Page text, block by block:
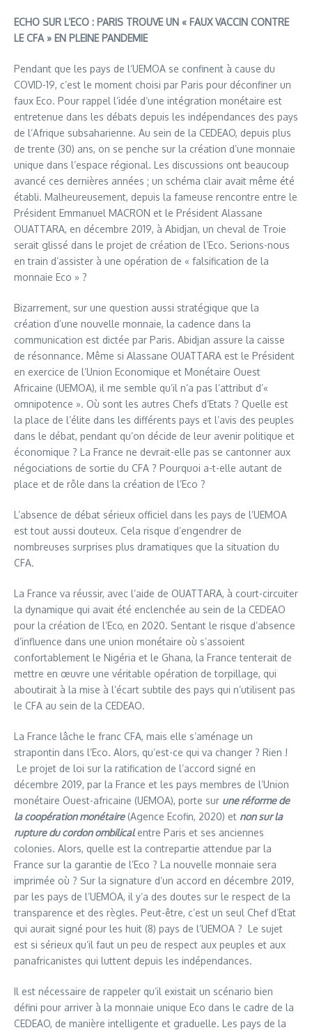
ECHO SUR L’ECO : PARIS TROUVE UN « FAUX VACCIN CONTRE
LE CFA » EN PLEINE PANDEMIE
Pendant que les pays de l’UEMOA se confinent à cause du
COVID-19, c’est le moment choisi par Paris pour déconfiner un
faux Eco. Pour rappel l’idée d’une intégration monétaire est
entretenue dans les débats depuis les indépendances des pays
de l’Afrique subsaharienne. Au sein de la CEDEAO, depuis plus
de trente (30) ans, on se penche sur la création d’une monnaie
unique dans l’espace régional. Les discussions ont beaucoup
avancé ces dernières années ; un schéma clair avait même été
établi. Malheureusement, depuis la fameuse rencontre entre le
Président Emmanuel MACRON et le Président Alassane
OUATTARA, en décembre 2019, à Abidjan, un cheval de Troie
serait glissé dans le projet de création de l’Eco. Serions-nous
en train d’assister à une opération de « falsification de la
monnaie Eco » ?
Bizarrement, sur une question aussi stratégique que la
création d’une nouvelle monnaie, la cadence dans la
communication est dictée par Paris. Abidjan assure la caisse
de résonnance. Même si Alassane OUATTARA est le Président
en exercice de l’Union Economique et Monétaire Ouest
Africaine (UEMOA), il me semble qu’il n’a pas l’attribut d’«
omnipotence ». Où sont les autres Chefs d’Etats ? Quelle est
la place de l’élite dans les différents pays et l’avis des peuples
dans le débat, pendant qu’on décide de leur avenir politique et
économique ? La France ne devrait-elle pas se cantonner aux
négociations de sortie du CFA ? Pourquoi a-t-elle autant de
place et de rôle dans la création de l’Eco ?
L’absence de débat sérieux officiel dans les pays de l’UEMOA
est tout aussi douteux. Cela risque d’engendrer de
nombreuses surprises plus dramatiques que la situation du
CFA.
La France va réussir, avec l’aide de OUATTARA, à court-circuiter
la dynamique qui avait été enclenchée au sein de la CEDEAO
pour la création de l’Eco, en 2020. Sentant le risque d’absence
d’influence dans une union monétaire où s’assoient
confortablement le Nigéria et le Ghana, la France tenterait de
mettre en œuvre une véritable opération de torpillage, qui
aboutirait à la mise à l’écart subtile des pays qui n’utilisent pas
le CFA au sein de la CEDEAO.
La France lâche le franc CFA, mais elle s’aménage un
strapontin dans l’Eco. Alors, qu’est-ce qui va changer ? Rien !
Le projet de loi sur la ratification de l’accord signé en
décembre 2019, par la France et les pays membres de l’Union
monétaire Ouest-africaine (UEMOA), porte sur une réforme de
la coopération monétaire(Agence Ecofin, 2020) et non sur la
rupture du cordon ombilicalentre Paris et ses anciennes
colonies. Alors, quelle est la contrepartie attendue par la
France sur la garantie de l’Eco ? La nouvelle monnaie sera
imprimée où ? Sur la signature d’un accord en décembre 2019,
par les pays de l’UEMOA, il y’a des doutes sur le respect de la
transparence et des règles. Peut-être, c’est un seul Chef d’Etat
qui aurait signé pour les huit (8) pays de l’UEMOA ? Le sujet
est si sérieux qu’il faut un peu de respect aux peuples et aux
panafricanistes qui luttent depuis les indépendances.
Il est nécessaire de rappeler qu’il existait un scénario bien
défini pour arriver à la monnaie unique Eco dans le cadre de la
CEDEAO, de manière intelligente et graduelle. Les pays de la